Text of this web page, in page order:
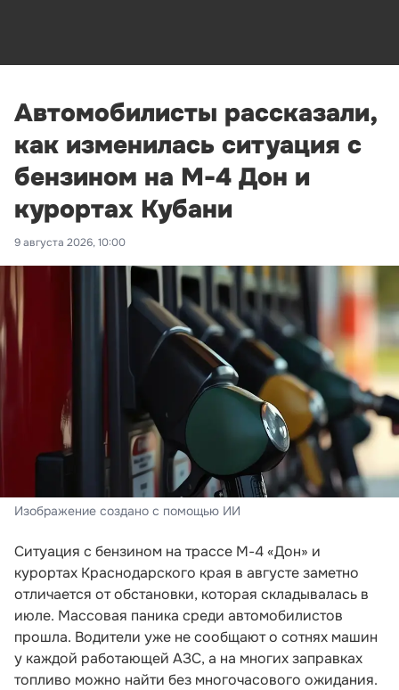
Автомобилисты рассказали,
как изменилась ситуация с
бензином на М-4 Дон и
курортах Кубани
9 августа 2026, 10:00
Изображение создано с помощью ИИ
Ситуация с бензином на трассе М-4 «Дон» и
курортах Краснодарского края в августе заметно
отличается от обстановки, которая складывалась в
июле. Массовая паника среди автомобилистов
прошла. Водители уже не сообщают о сотнях машин
у каждой работающей АЗС, а на многих заправках
топливо можно найти без многочасового ожидания.